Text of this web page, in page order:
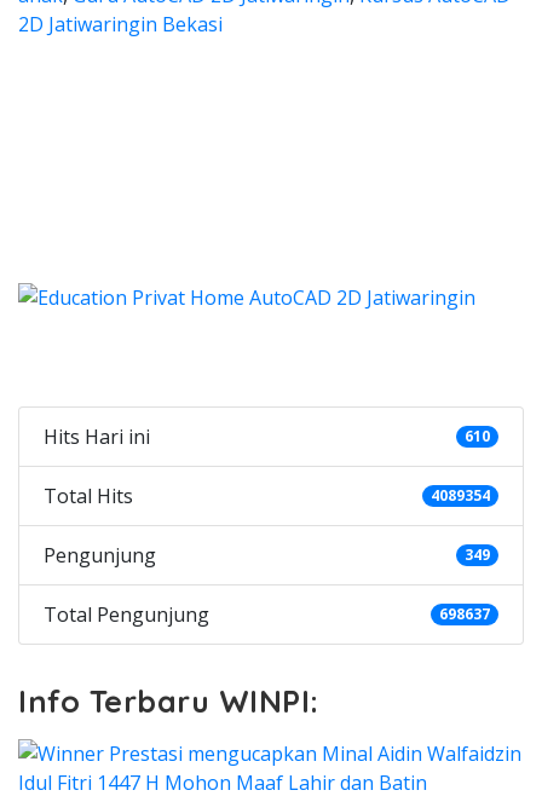
2D Jatiwaringin Bekasi
Hits Hari ini 610
Total Hits 4089354
Pengunjung 349
Total Pengunjung 698637
Info Terbaru WINPI: